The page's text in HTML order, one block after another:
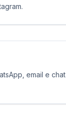
email e chat